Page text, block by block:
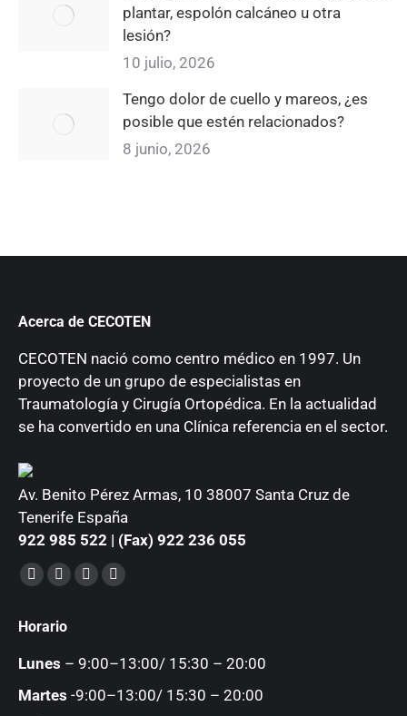
plantar, espolón calcáneo u otra
lesión?
10 julio, 2026
Tengo dolor de cuello y mareos, ¿es
posible que estén relacionados?
8 junio, 2026
Acerca de CECOTEN
CECOTEN nació como centro médico en 1997. Un
proyecto de un grupo de especialistas en
Traumatología y Cirugía Ortopédica. En la actualidad
se ha convertido en una Clínica referencia en el sector.
Av. Benito Pérez Armas, 10 38007 Santa Cruz de
Tenerife España
922 985 522 | (Fax) 922 236 055
Encuéntranos en:
Facebook
opens
window
YouTube
opens
window
Instagram
in
window
Mail
in
window
Horario
Lunes – 9:00–13:00/ 15:30 – 20:00
Martes -9:00–13:00/ 15:30 – 20:00